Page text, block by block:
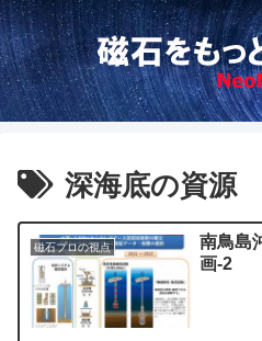
深海底の資源
磁石プロの視点
南鳥島
画-2